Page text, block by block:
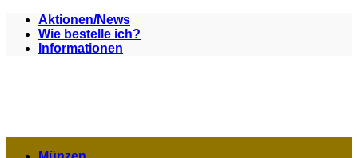
Zum
Inhalt
springen
Aktionen/News
Wie bestelle ich?
Informationen